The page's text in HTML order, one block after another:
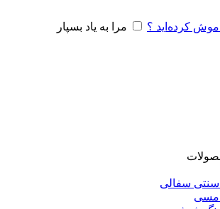
کرده‌اید ؟ مرا به یاد بسپار
سفالی